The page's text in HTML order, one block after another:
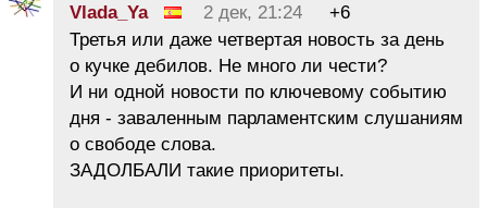
Vlada_Ya 2 дек, 21:24
+6
Третья или даже четвертая новость за день
о кучке дебилов. Не много ли чести?
И ни одной новости по ключевому событию
дня - заваленным парламентским слушаниям
о свободе слова.
ЗАДОЛБАЛИ такие приоритеты.